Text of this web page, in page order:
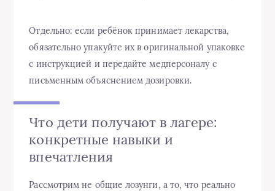
Отдельно: если ребёнок принимает лекарства,
обязательно упакуйте их в оригинальной упаковке
с инструкцией и передайте медперсоналу с
письменным объяснением дозировки.
Что дети получают в лагере:
конкретные навыки и
впечатления
Рассмотрим не общие лозунги, а то, что реально